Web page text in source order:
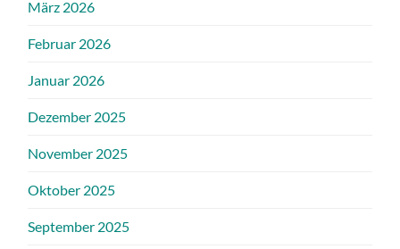
März 2026
Februar 2026
Januar 2026
Dezember 2025
November 2025
Oktober 2025
September 2025